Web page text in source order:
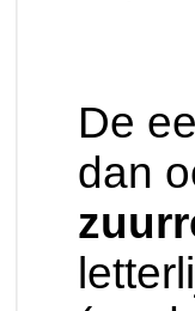
De
dan